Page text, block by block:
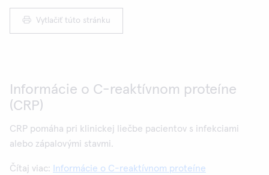
Vytlačiť túto stránku
Informácie o C-reaktívnom proteíne
(CRP)
CRP pomáha pri klinickej liečbe pacientov s infekciami
alebo zápalovými stavmi.
Čítaj viac: Informácie o C-reaktívnom proteíne